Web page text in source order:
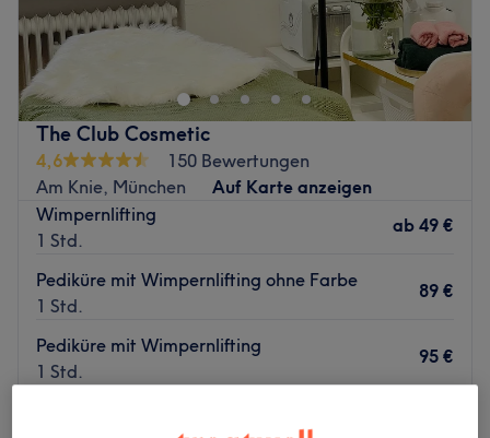
Milina Beautyist der Raum der Schönheit, in dem jeder
Moment mit Fürsorge für Sie gefüllt ist. Wir haben eine
Atmosphäre geschaffen, in der Ihr Komfort und Ihre
Schönheit unsere Priorität sind. Unsere Experten
verwenden nur die besten Produkte und innovative
Methoden, um ein perfektes Ergebnis zu gewährleisten.
Wir kümmern uns um Ihre Sicherheit und garantieren
100% Sterilität.
BeiMilina Beauty
und einen individuellen Ansatz, der Ihnen hilft, Ihre
natürliche Schönheit zu entfalten.
Zurück zur Salonansicht
The Club Cosmetic
4,6
150 Bewertungen
Am Knie, München
Auf Karte anzeigen
Wimpernlifting
1 Std.
ab 49 €
Pediküre mit Wimpernlifting ohne Farbe
1 Std.
89 €
Pediküre mit Wimpernlifting
1 Std.
95 €